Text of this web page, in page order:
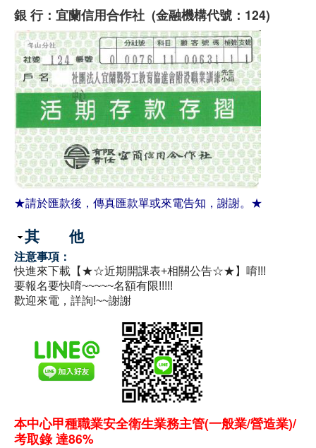
銀 行：宜蘭信用合作社 (金融機構代號：124)
★請於匯款後，傳真匯款單或來電告知，謝謝。★
隱藏
其 他
注意事項：
快進來下載【★☆近期開課表+相關公告☆★】唷!!!
要報名要快唷~~~~~名額有限!!!!!
歡迎來電，詳詢!~~謝謝
本中心甲種職業安全衛生業務主管(一般業/營造業)/
考取錄 達86%